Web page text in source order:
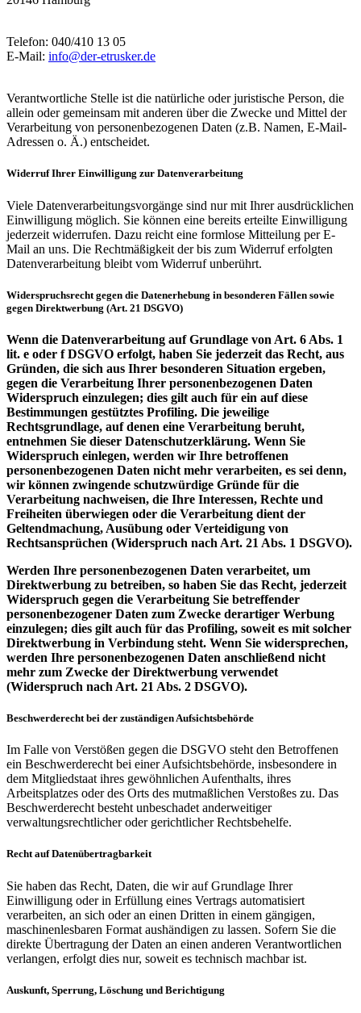
Telefon: 040/410 13 05
E-Mail: info@der-etrusker.de
Verantwortliche Stelle ist die natürliche oder juristische Person, die
allein oder gemeinsam mit anderen über die Zwecke und Mittel der
Verarbeitung von personenbezogenen Daten (z.B. Namen, E-Mail-
Adressen o. Ä.) entscheidet.
Widerruf Ihrer Einwilligung zur Datenverarbeitung
Viele Datenverarbeitungsvorgänge sind nur mit Ihrer ausdrücklichen
Einwilligung möglich. Sie können eine bereits erteilte Einwilligung
jederzeit widerrufen. Dazu reicht eine formlose Mitteilung per E-
Mail an uns. Die Rechtmäßigkeit der bis zum Widerruf erfolgten
Datenverarbeitung bleibt vom Widerruf unberührt.
Widerspruchsrecht gegen die Datenerhebung in besonderen Fällen sowie
gegen Direktwerbung (Art. 21 DSGVO)
Wenn die Datenverarbeitung auf Grundlage von Art. 6 Abs. 1
lit. e oder f DSGVO erfolgt, haben Sie jederzeit das Recht, aus
Gründen, die sich aus Ihrer besonderen Situation ergeben,
gegen die Verarbeitung Ihrer personenbezogenen Daten
Widerspruch einzulegen; dies gilt auch für ein auf diese
Bestimmungen gestütztes Profiling. Die jeweilige
Rechtsgrundlage, auf denen eine Verarbeitung beruht,
entnehmen Sie dieser Datenschutzerklärung. Wenn Sie
Widerspruch einlegen, werden wir Ihre betroffenen
personenbezogenen Daten nicht mehr verarbeiten, es sei denn,
wir können zwingende schutzwürdige Gründe für die
Verarbeitung nachweisen, die Ihre Interessen, Rechte und
Freiheiten überwiegen oder die Verarbeitung dient der
Geltendmachung, Ausübung oder Verteidigung von
Rechtsansprüchen (Widerspruch nach Art. 21 Abs. 1 DSGVO).
Werden Ihre personenbezogenen Daten verarbeitet, um
Direktwerbung zu betreiben, so haben Sie das Recht, jederzeit
Widerspruch gegen die Verarbeitung Sie betreffender
personenbezogener Daten zum Zwecke derartiger Werbung
einzulegen; dies gilt auch für das Profiling, soweit es mit solcher
Direktwerbung in Verbindung steht. Wenn Sie widersprechen,
werden Ihre personenbezogenen Daten anschließend nicht
mehr zum Zwecke der Direktwerbung verwendet
(Widerspruch nach Art. 21 Abs. 2 DSGVO).
Beschwerderecht bei der zuständigen Aufsichtsbehörde
Im Falle von Verstößen gegen die DSGVO steht den Betroffenen
ein Beschwerderecht bei einer Aufsichtsbehörde, insbesondere in
dem Mitgliedstaat ihres gewöhnlichen Aufenthalts, ihres
Arbeitsplatzes oder des Orts des mutmaßlichen Verstoßes zu. Das
Beschwerderecht besteht unbeschadet anderweitiger
verwaltungsrechtlicher oder gerichtlicher Rechtsbehelfe.
Recht auf Datenübertragbarkeit
Sie haben das Recht, Daten, die wir auf Grundlage Ihrer
Einwilligung oder in Erfüllung eines Vertrags automatisiert
verarbeiten, an sich oder an einen Dritten in einem gängigen,
maschinenlesbaren Format aushändigen zu lassen. Sofern Sie die
direkte Übertragung der Daten an einen anderen Verantwortlichen
verlangen, erfolgt dies nur, soweit es technisch machbar ist.
Auskunft, Sperrung, Löschung und Berichtigung